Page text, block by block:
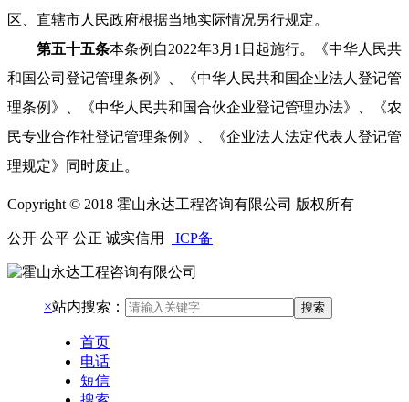
区、直辖市人民政府根据当地实际情况另行规定。
第五十五条本条例自2022年3月1日起施行。《中华人民共
和国公司登记管理条例》、《中华人民共和国企业法人登记管
理条例》、《中华人民共和国合伙企业登记管理办法》、《农
民专业合作社登记管理条例》、《企业法人法定代表人登记管
理规定》同时废止。
Copyright © 2018 霍山永达工程咨询有限公司 版权所有
公开 公平 公正 诚实信用 ICP备
×站内搜索： 搜索
首页
电话
短信